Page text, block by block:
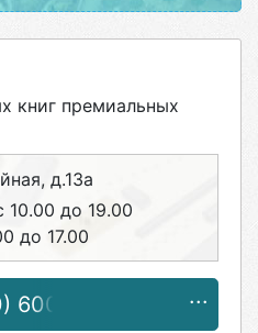
книг премиальных
д.13а
10.00 до 19.00
до 17.00
600-96-55